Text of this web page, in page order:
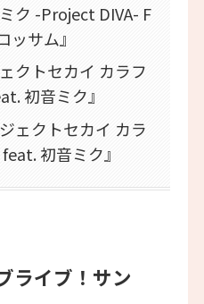
ク -Project DIVA- F
サム』
クトセカイ カラフ
初音ミク』
ェクトセカイ カラ
初音ミク』
ライブ！サン